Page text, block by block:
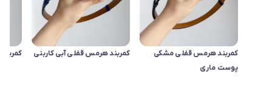
کمربند هرمس قفلی مشکی
پوست ماری
کمربند هرمس قفلی آبی کاربنی